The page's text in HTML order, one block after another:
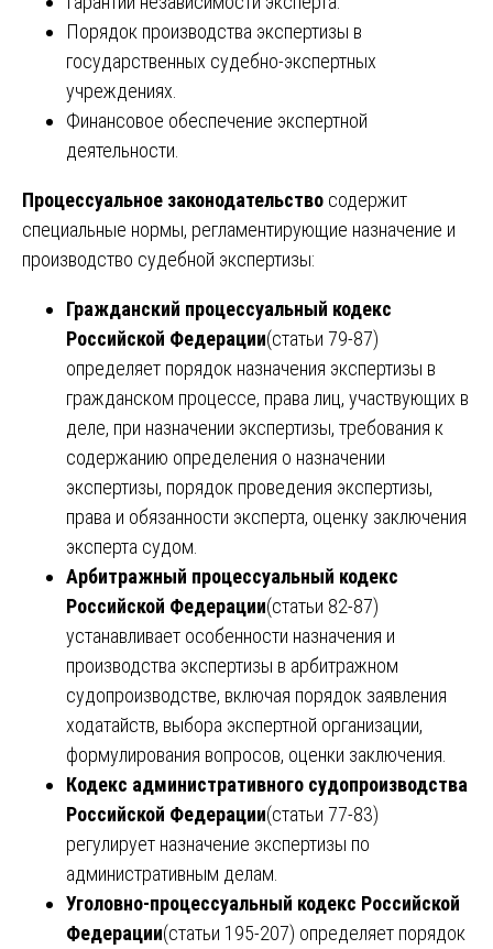
Порядок производства экспертизы в
государственных судебно-экспертных
учреждениях.
Финансовое обеспечение экспертной
деятельности.
Процессуальное законодательство содержит
специальные нормы, регламентирующие назначение и
производство судебной экспертизы:
Гражданский процессуальный кодекс
Российской Федерации(статьи 79-87)
определяет порядок назначения экспертизы в
гражданском процессе, права лиц, участвующих в
деле, при назначении экспертизы, требования к
содержанию определения о назначении
экспертизы, порядок проведения экспертизы,
права и обязанности эксперта, оценку заключения
эксперта судом.
Арбитражный процессуальный кодекс
Российской Федерации(статьи 82-87)
устанавливает особенности назначения и
производства экспертизы в арбитражном
судопроизводстве, включая порядок заявления
ходатайств, выбора экспертной организации,
формулирования вопросов, оценки заключения.
Кодекс административного судопроизводства
Российской Федерации(статьи 77-83)
регулирует назначение экспертизы по
административным делам.
Уголовно-процессуальный кодекс Российской
Федерации(статьи 195-207) определяет порядок